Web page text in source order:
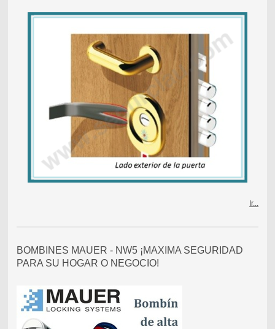
Ir...
BOMBINES MAUER - NW5 ¡MAXIMA SEGURIDAD
PARA SU HOGAR O NEGOCIO!